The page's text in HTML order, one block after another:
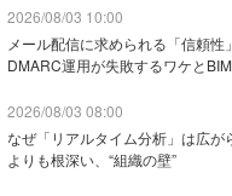
2026/08/03 10:00
メール配信に求められる「信頼
DMARC運用が失敗するワケと
2026/08/03 08:00
なぜ「リアルタイム分析」は広
よりも根深い、“組織の壁”